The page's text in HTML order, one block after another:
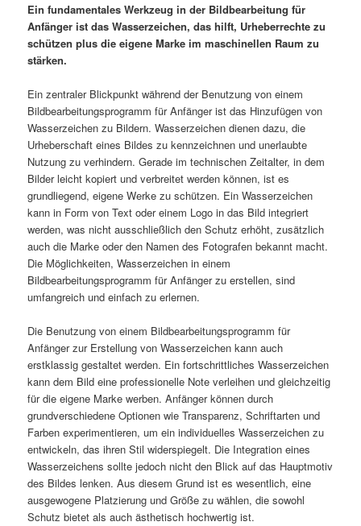
Ein fundamentales Werkzeug in der Bildbearbeitung für
Anfänger ist das Wasserzeichen, das hilft, Urheberrechte zu
schützen plus die eigene Marke im maschinellen Raum zu
stärken.
Ein zentraler Blickpunkt während der Benutzung von einem
Bildbearbeitungsprogramm für Anfänger ist das Hinzufügen von
Wasserzeichen zu Bildern. Wasserzeichen dienen dazu, die
Urheberschaft eines Bildes zu kennzeichnen und unerlaubte
Nutzung zu verhindern. Gerade im technischen Zeitalter, in dem
Bilder leicht kopiert und verbreitet werden können, ist es
grundliegend, eigene Werke zu schützen. Ein Wasserzeichen
kann in Form von Text oder einem Logo in das Bild integriert
werden, was nicht ausschließlich den Schutz erhöht, zusätzlich
auch die Marke oder den Namen des Fotografen bekannt macht.
Die Möglichkeiten, Wasserzeichen in einem
Bildbearbeitungsprogramm für Anfänger zu erstellen, sind
umfangreich und einfach zu erlernen.
Die Benutzung von einem Bildbearbeitungsprogramm für
Anfänger zur Erstellung von Wasserzeichen kann auch
erstklassig gestaltet werden. Ein fortschrittliches Wasserzeichen
kann dem Bild eine professionelle Note verleihen und gleichzeitig
für die eigene Marke werben. Anfänger können durch
grundverschiedene Optionen wie Transparenz, Schriftarten und
Farben experimentieren, um ein individuelles Wasserzeichen zu
entwickeln, das ihren Stil widerspiegelt. Die Integration eines
Wasserzeichens sollte jedoch nicht den Blick auf das Hauptmotiv
des Bildes lenken. Aus diesem Grund ist es wesentlich, eine
ausgewogene Platzierung und Größe zu wählen, die sowohl
Schutz bietet als auch ästhetisch hochwertig ist.